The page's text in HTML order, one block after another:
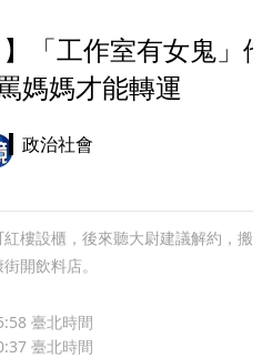
】「工作室有女鬼」
媽媽才能轉運
政治社會
樓設櫃，後來聽大尉建議解約，搬
開飲料店。
臺北時間
臺北時間